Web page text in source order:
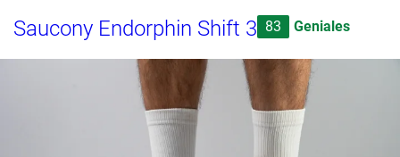
Saucony Endorphin Shift 3 83 Geniales